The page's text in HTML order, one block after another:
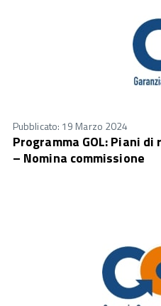
Pubblicato: 19 Marzo 2024
Programma GOL: Piani
– Nomina commissione